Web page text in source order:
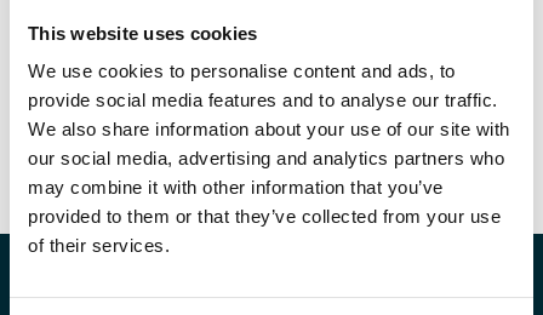
This website uses cookies
We use cookies to personalise content and ads, to
provide social media features and to analyse our traffic.
We also share information about your use of our site with
our social media, advertising and analytics partners who
may combine it with other information that you’ve
provided to them or that they’ve collected from your use
of their services.
Skapa pdf